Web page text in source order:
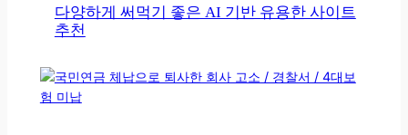
다양하게 써먹기 좋은 AI 기반 유용한 사이트
추천